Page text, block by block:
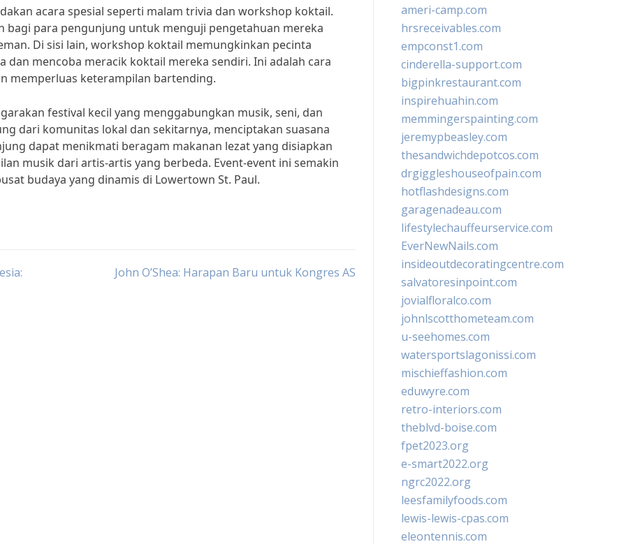
acara spesial seperti malam trivia dan workshop koktail.
bagi para pengunjung untuk menguji pengetahuan mereka
Di sisi lain, workshop koktail memungkinkan pecinta
mencoba meracik koktail mereka sendiri. Ini adalah cara
memperluas keterampilan bartending.
festival kecil yang menggabungkan musik, seni, dan
dari komunitas lokal dan sekitarnya, menciptakan suasana
dapat menikmati beragam makanan lezat yang disiapkan
musik dari artis-artis yang berbeda. Event-event ini semakin
budaya yang dinamis di Lowertown St. Paul.
John O’Shea: Harapan Baru untuk Kongres AS
ameri-camp.com
hrsreceivables.com
empconst1.com
cinderella-support.com
bigpinkrestaurant.com
inspirehuahin.com
memmingerspainting.com
jeremypbeasley.com
thesandwichdepotcos.com
drgiggleshouseofpain.com
hotflashdesigns.com
garagenadeau.com
lifestylechauffeurservice.com
EverNewNails.com
insideoutdecoratingcentre.com
salvatoresinpoint.com
jovialfloralco.com
johnlscotthometeam.com
u-seehomes.com
watersportslagonissi.com
mischieffashion.com
eduwyre.com
retro-interiors.com
theblvd-boise.com
fpet2023.org
e-smart2022.org
ngrc2022.org
leesfamilyfoods.com
lewis-lewis-cpas.com
eleontennis.com